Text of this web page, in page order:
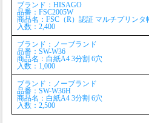
ブランド：HISAGO
品番：FSC2005W
商品名：FSC（R）認証 マルチプリンタ
入数：2,400
ブランド：ノーブランド
品番：SW-W36
商品名：白紙A4 3分割 6穴
入数：1,000
ブランド：ノーブランド
品番：SW-W36H
商品名：白紙A4 3分割 6穴
入数：2,500